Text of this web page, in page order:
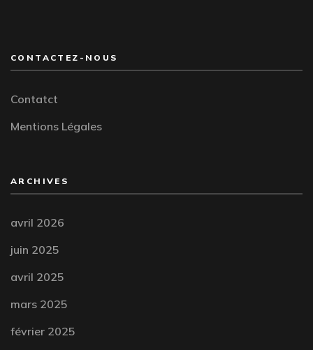
CONTACTEZ-NOUS
Contatct
Mentions Légales
ARCHIVES
avril 2026
juin 2025
avril 2025
mars 2025
février 2025